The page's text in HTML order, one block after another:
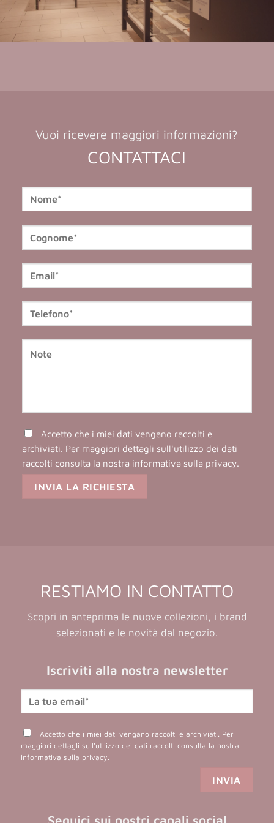
Vuoi ricevere maggiori informazioni?
CONTATTACI
Accetto che i miei dati vengano raccolti e
archiviati. Per maggiori dettagli sull'utilizzo dei dati
raccolti consulta la nostra informativa sulla privacy.
RESTIAMO IN CONTATTO
Scopri in anteprima le nuove collezioni, i brand
selezionati e le novità dal negozio.
Iscriviti alla nostra newsletter
Accetto che i miei dati vengano raccolti e archiviati. Per
maggiori dettagli sull'utilizzo dei dati raccolti consulta la nostra
informativa sulla privacy.
Seguici sui nostri canali social